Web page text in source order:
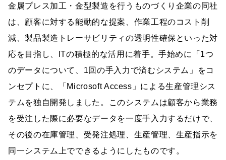
金属プレス加工・金型製造を行うものづくり企業の同社
は、顧客に対する能動的な提案、作業工程のコスト削
減、製品製造トレーサビリティの透明性確保といった対
応を目指し、ITの積極的な活用に着手。手始めに「1つ
のデータについて、1回の手入力で済むシステム」をコ
ンセプトに、「Microsoft Access」による生産管理シス
テムを独自開発しました。このシステムは顧客から業務
を受注した際に必要なデータを一度手入力するだけで、
その後の在庫管理、受発注処理、生産管理、生産指示を
同一システム上でできるようにしたものです。